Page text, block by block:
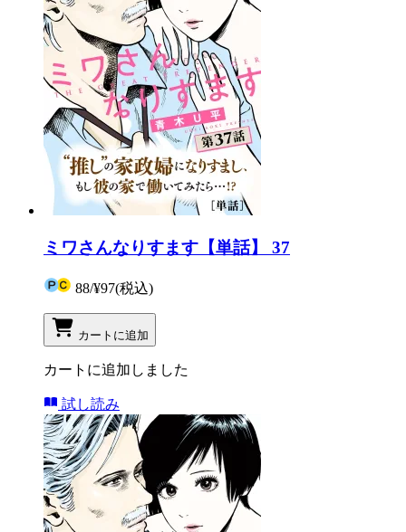
ミワさんなりすます【単話】 37
88/¥97(税込)
カートに追加
カートに追加しました
試し読み